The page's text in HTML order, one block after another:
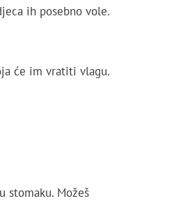
ih posebno vole.
će im vratiti vlagu.
stomaku. Možeš